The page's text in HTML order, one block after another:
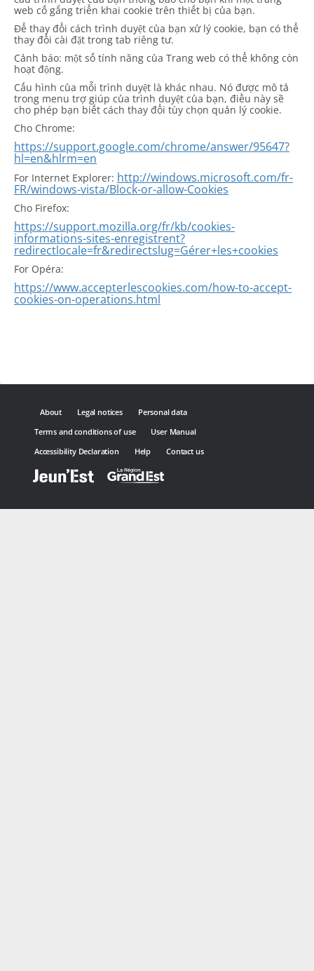
web cố gắng triển khai cookie trên thiết bị của bạn.
Để thay đổi cách trình duyệt của bạn xử lý cookie, bạn có thể
thay đổi cài đặt trong tab riêng tư.
Cảnh báo: một số tính năng của Trang web có thể không còn
hoạt động.
Cấu hình của mỗi trình duyệt là khác nhau. Nó được mô tả
trong menu trợ giúp của trình duyệt của bạn, điều này sẽ
cho phép bạn biết cách thay đổi tùy chọn quản lý cookie.
Cho Chrome:
https://support.google.com/chrome/answer/95647?
hl=en&hlrm=en
For Internet Explorer: http://windows.microsoft.com/fr-
FR/windows-vista/Block-or-allow-Cookies
Cho Firefox:
https://support.mozilla.org/fr/kb/cookies-
informations-sites-enregistrent?
redirectlocale=fr&redirectslug=Gérer+les+cookies
For Opéra:
https://www.accepterlescookies.com/how-to-accept-
cookies-on-operations.html
About Legal notices
Personal data
Terms and conditions of use
User Manual
Accessibility Declaration
Help Contact us